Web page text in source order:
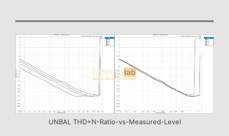
UNBAL THD+N-Ratio-vs-Measured-Level